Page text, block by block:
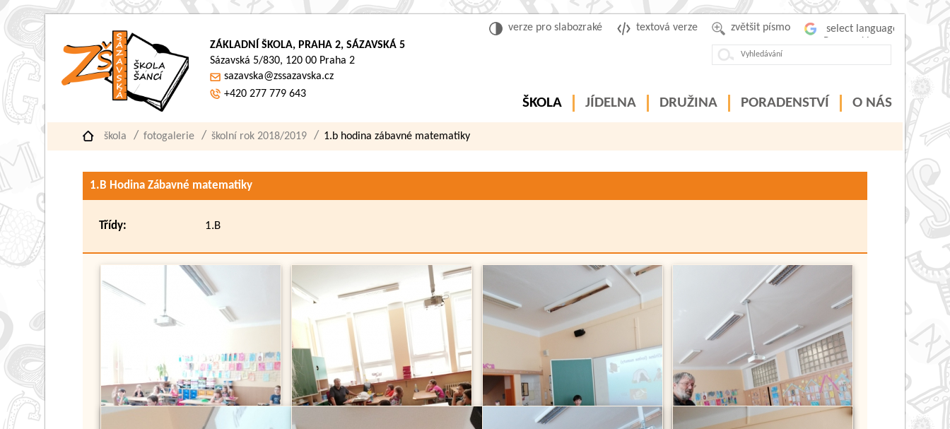
zvětšit písmo
textová verze
verze pro slabozraké
ZÁKLADNÍ ŠKOLA, PRAHA 2, SÁZAVSKÁ 5
Sázavská 5/830, 120 00 Praha 2
sazavska@zssazavska.cz
+420 277 779 643
ŠKOLA JÍDELNA DRUŽINA PORADENSTVÍ O NÁS
škola fotogalerie školní rok 2018/2019 1.b hodina zábavné matematiky
1.B Hodina Zábavné matematiky
Třídy: 1.B